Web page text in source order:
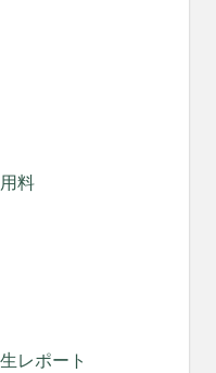
料
レポート